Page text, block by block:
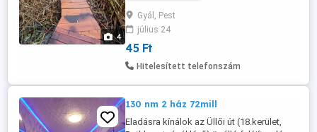
4
alakú telek. Besorolása KRE-0-1, mely
szerint építhető rá egy új ház ,
melyoldalhatáron álló, beépítése 20%,
Gyál, Pest
július 24
45 Ft
Hitelesített telefonszám
130 nm 2 ház 72mill
Eladásra kínálok az Üllői út (18.kerület,